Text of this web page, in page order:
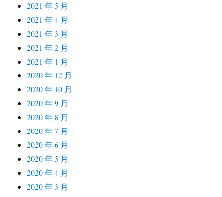
2021 年 5 月
2021 年 4 月
2021 年 3 月
2021 年 2 月
2021 年 1 月
2020 年 12 月
2020 年 10 月
2020 年 9 月
2020 年 8 月
2020 年 7 月
2020 年 6 月
2020 年 5 月
2020 年 4 月
2020 年 3 月